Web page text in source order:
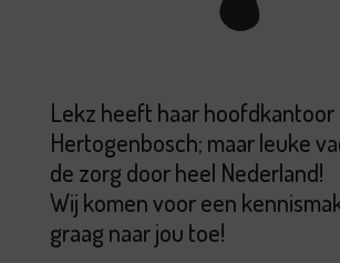
Lekz heeft haar hoofdkantoor
Hertogenbosch; maar leuke
de zorg door heel Nederland!
Wij komen voor een
graag naar jou toe!